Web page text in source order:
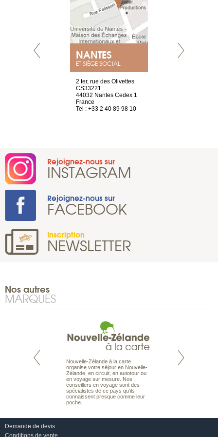
NANTES
ET SIÈGE SOCIAL
2 ter, rue des Olivettes
CS33221
44032 Nantes Cedex 1
France
Tel : +33 2 40 89 98 10
Rejoignez-nous sur
INSTAGRAM
Rejoignez-nous sur
FACEBOOK
Inscription
NEWSLETTER
Nos autres
MARQUES
est le spécialiste
Nouvelle-Zélande à la carte
organise votre séjour en Nouvelle-
Zélande, en circuit, en autotour ou
en voyage sur mesure. Nos
conseillers en voyage sont des
spécialistes de ce pays qu’ils
connaissent presque comme leur
poche.
Notre site
Demande de devis
Conditions de vente